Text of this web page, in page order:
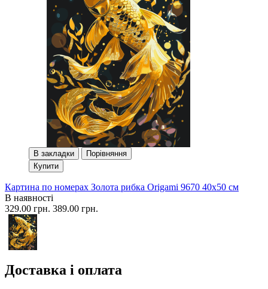
В закладки
Порівняння
Купити
Картина по номерах Золота рибка Origami 9670 40x50 см
В наявності
329.00 грн. 389.00 грн.
Доставка і оплата